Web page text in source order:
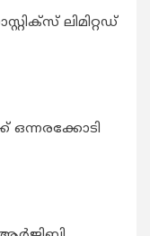
ലിമിറ്റഡ്